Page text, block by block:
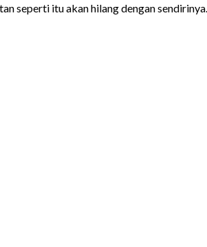
seperti itu akan hilang dengan